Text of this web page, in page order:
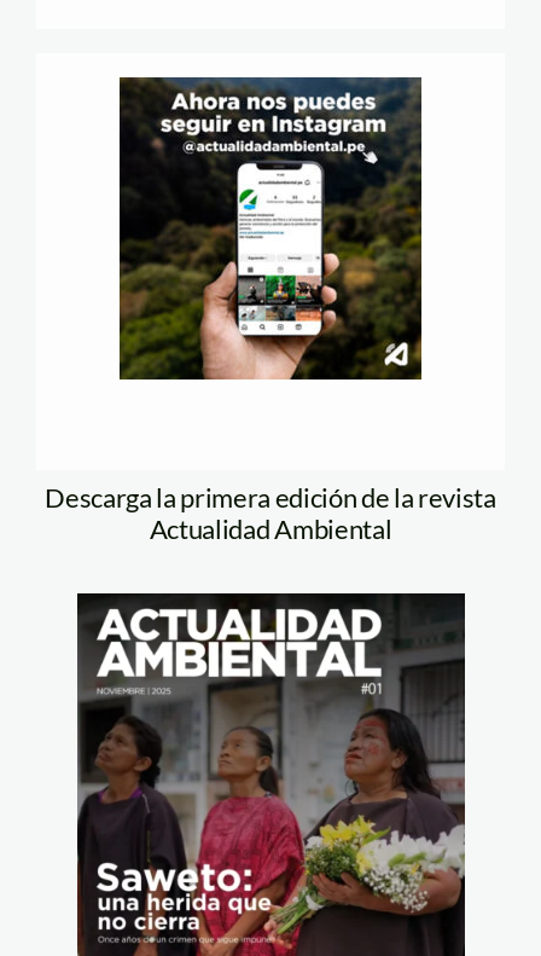
Descarga la primera edición de la revista
Actualidad Ambiental